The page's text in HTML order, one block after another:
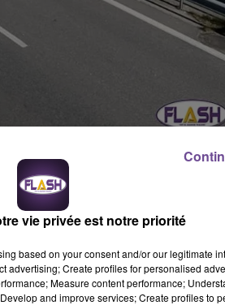
(de jour comme de nuit)
du 26 août au 6
attendue depuis longtemps par les
dans le cadre duraccordement de la
vie privée est notre priorité
based on your consent and/or our legitimate
advertising; Create profiles for personalised
Measure content performance;
and improve services; Create profiles to